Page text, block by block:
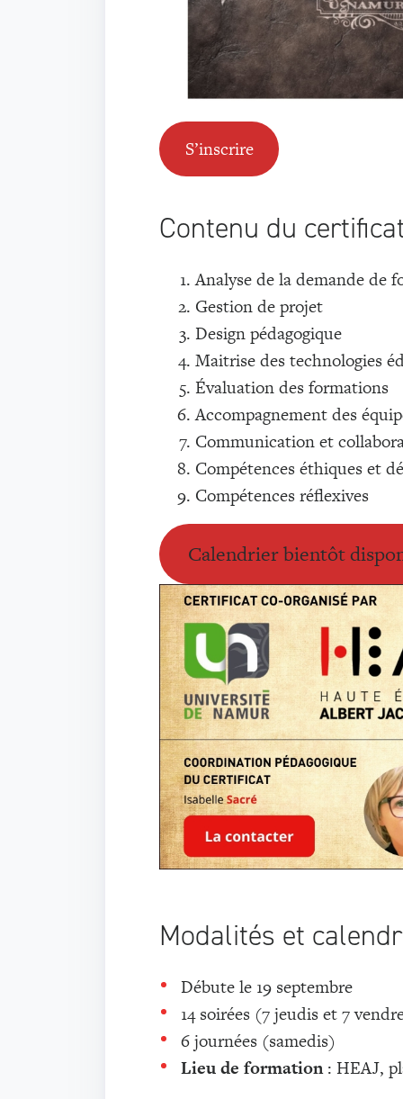
S’inscrire
Contenu du
Analyse de la demande de
Gestion de projet
Design pédagogique
Maitrise des technologies
Évaluation des formations
Accompagnement des
Communication et
Compétences éthiques et
Compétences réflexives
Calendrier bientôt
Modalités et
Débute le 19 septembre
14 soirées (7 jeudis et 7
6 journées (samedis)
Lieu de formation: HEAJ,